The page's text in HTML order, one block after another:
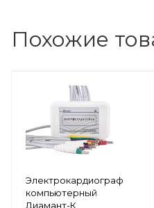
Похожие
Электрокардиограф
компьютерный
Диамант-К